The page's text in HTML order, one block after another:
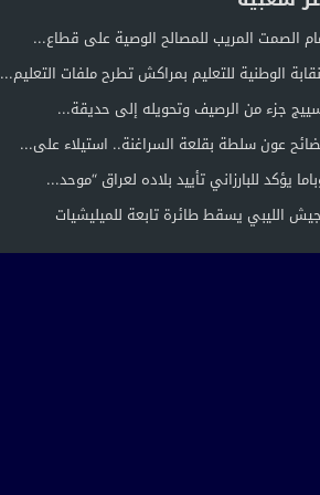
الصمت المريب للمصالح الوصية على قطاع...
الوطنية للتعليم بمراكش تطرح ملفات التعليم...
جزء من الرصيف وتحويله إلى حديقة...
عون سلطة بقلعة السراغنة.. استيلاء على...
يؤكد للبارزاني تأييد بلاده لعراق “موحد...
الليبي يسقط طائرة تابعة للميليشيات